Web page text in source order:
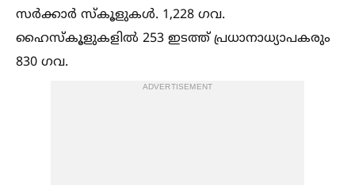
സർക്കാർ സ്‌കൂളുകള്‍. 1,228 ഗവ.
ഹൈസ്‌കൂളുകളില്‍ 253 ഇടത്ത്‌ പ്രധാനാധ്യാപകരും
830 ഗവ.
ADVERTISEMENT